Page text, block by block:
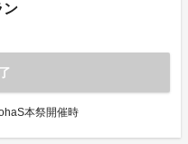
ン
本祭開催時